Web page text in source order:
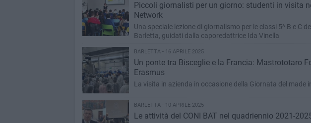
Piccoli giornalisti per un giorno: studenti in visita
Network
Una speciale lezione di giornalismo per le classi 5^ B e C
Barletta, guidati dalla caporedattrice Ida Vinella
BARLETTA - 16 APRILE 2025
Un ponte tra Bisceglie e la Francia: Mastrototaro
Erasmus
La visita in azienda in occasione della Giornata del made
BARLETTA - 10 APRILE 2025
Le attività del CONI BAT nel quadriennio 2021-